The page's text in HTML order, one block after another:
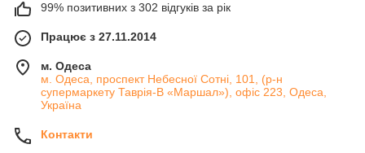
99% позитивних з 302 відгуків за рік
Працює з 27.11.2014
м. Одеса
м. Одеса, проспект Небесної Сотні, 101, (р-н
супермаркету Таврія-В «Маршал»), офіс 223, Одеса,
Україна
Контакти